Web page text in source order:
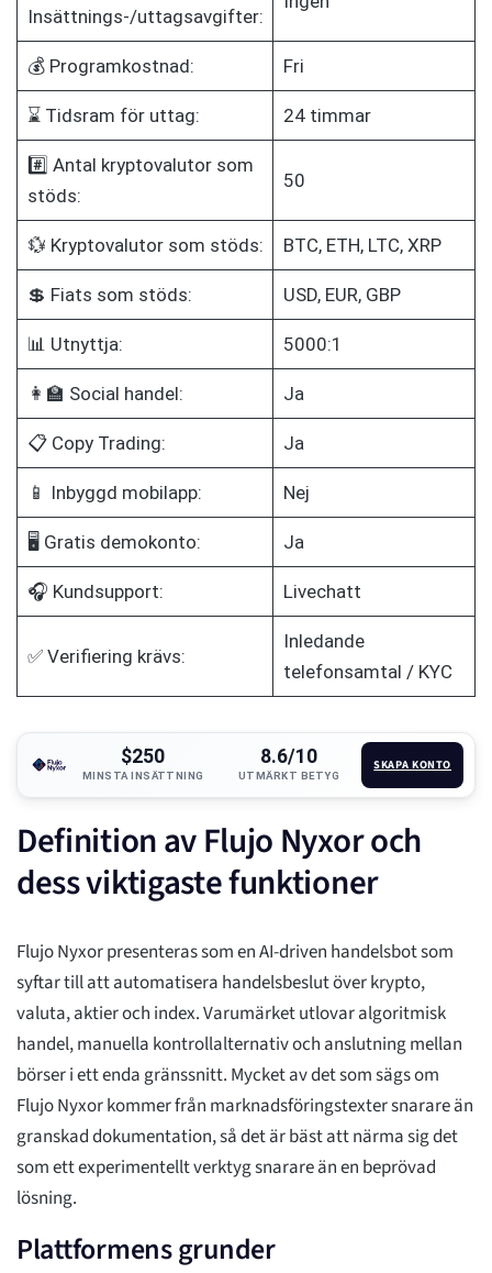
Insättnings-/uttagsavgifter:
💰 Programkostnad: Fri
⌛ Tidsram för uttag: 24 timmar
#️⃣ Antal kryptovalutor som
stöds:
50
💱 Kryptovalutor som stöds: BTC, ETH, LTC, XRP
💲 Fiats som stöds: USD, EUR, GBP
📊 Utnyttja: 5000:1
👩‍🏫 Social handel: Ja
📋 Copy Trading: Ja
📱 Inbyggd mobilapp: Nej
🖥️ Gratis demokonto: Ja
🎧 Kundsupport: Livechatt
✅ Verifiering krävs:
Inledande
telefonsamtal / KYC
$250
MINSTA INSÄTTNING
8.6/10
UTMÄRKT BETYG
SKAPA KONTO
Definition av Flujo Nyxor och
dess viktigaste funktioner
Flujo Nyxor presenteras som en AI-driven handelsbot som
syftar till att automatisera handelsbeslut över krypto,
valuta, aktier och index. Varumärket utlovar algoritmisk
handel, manuella kontrollalternativ och anslutning mellan
börser i ett enda gränssnitt. Mycket av det som sägs om
Flujo Nyxor kommer från marknadsföringstexter snarare än
granskad dokumentation, så det är bäst att närma sig det
som ett experimentellt verktyg snarare än en beprövad
lösning.
Plattformens grunder